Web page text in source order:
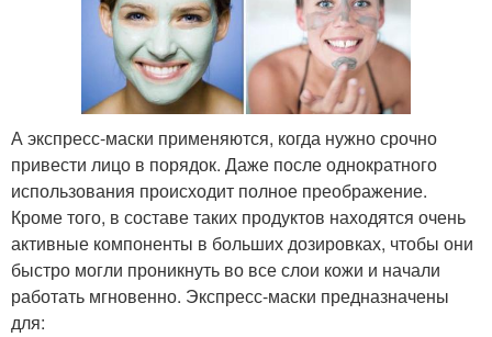
А экспресс-маски применяются, когда нужно срочно
привести лицо в порядок. Даже после однократного
использования происходит полное преображение.
Кроме того, в составе таких продуктов находятся очень
активные компоненты в больших дозировках, чтобы они
быстро могли проникнуть во все слои кожи и начали
работать мгновенно. Экспресс-маски предназначены
для: